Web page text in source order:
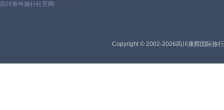
四川青年旅行社官网
Copyright © 2002-2026四川康辉国际旅